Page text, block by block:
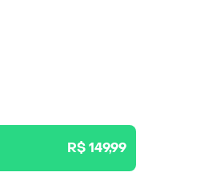
R$ 149,99